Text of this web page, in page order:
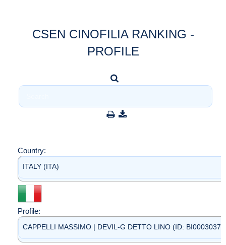
CSEN CINOFILIA RANKING -
PROFILE
Country:
ITALY (ITA)
Profile:
CAPPELLI MASSIMO | DEVIL-G DETTO LINO (ID: BI0003037)